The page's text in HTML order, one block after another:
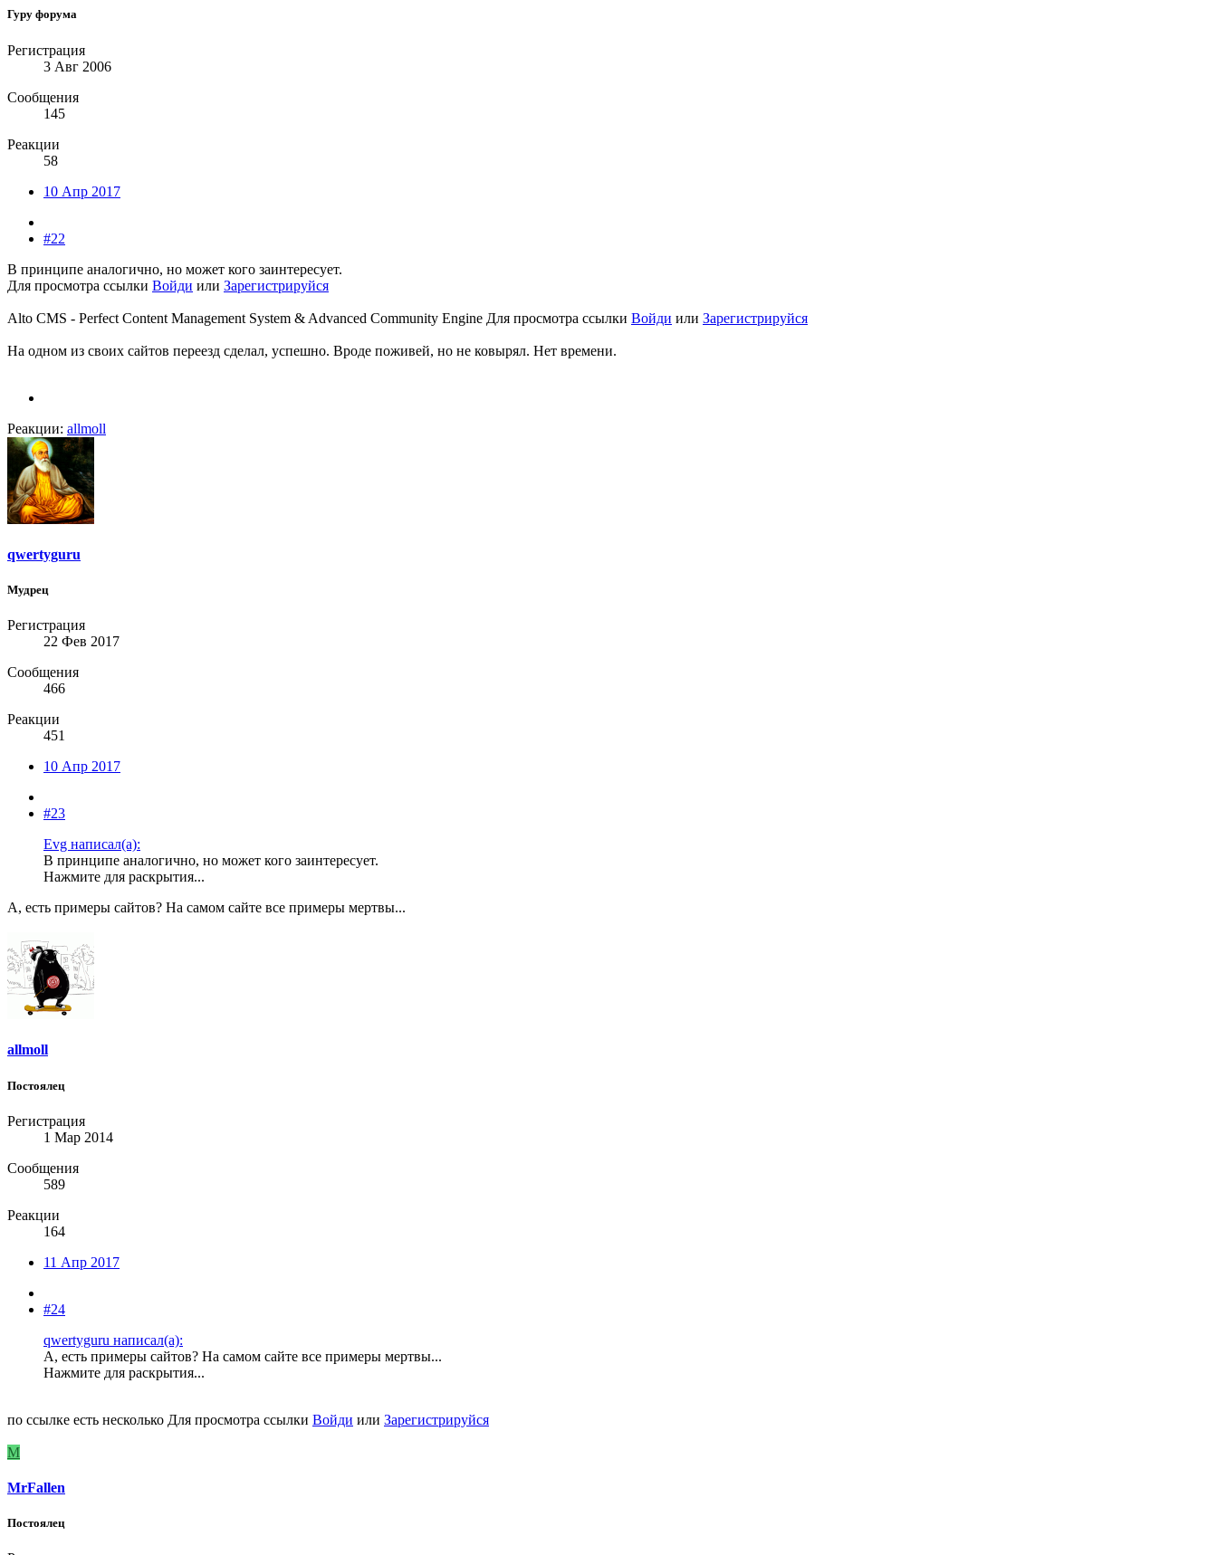
Гуру форума
Регистрация
3 Авг 2006
Сообщения
145
Реакции
58
10 Апр 2017
#22
В принципе аналогично, но может кого заинтересует.
Для просмотра ссылки Войди или Зарегистрируйся
Alto CMS - Perfect Content Management System & Advanced Community Engine Для просмотра ссылки Войди или Зарегистрируйся
На одном из своих сайтов переезд сделал, успешно. Вроде поживей, но не ковырял. Нет времени.
Реакции: allmoll
qwertyguru
Мудрец
Регистрация
22 Фев 2017
Сообщения
466
Реакции
451
10 Апр 2017
#23
Evg написал(а):
В принципе аналогично, но может кого заинтересует.
Нажмите для раскрытия...
А, есть примеры сайтов? На самом сайте все примеры мертвы...
allmoll
Постоялец
Регистрация
1 Мар 2014
Сообщения
589
Реакции
164
11 Апр 2017
#24
qwertyguru написал(а):
А, есть примеры сайтов? На самом сайте все примеры мертвы...
Нажмите для раскрытия...
по ссылке есть несколько Для просмотра ссылки Войди или Зарегистрируйся
M
MrFallen
Постоялец